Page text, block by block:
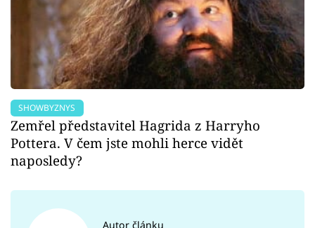
SHOWBYZNYS
Zemřel představitel Hagrida z Harryho
Pottera. V čem jste mohli herce vidět
naposledy?
Autor článku